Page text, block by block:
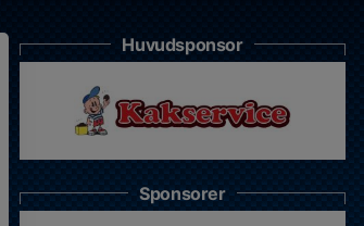
Huvudsponsor
Sponsorer